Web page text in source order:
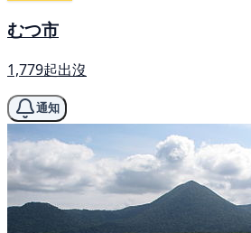
むつ市
1,779起出沒
通知